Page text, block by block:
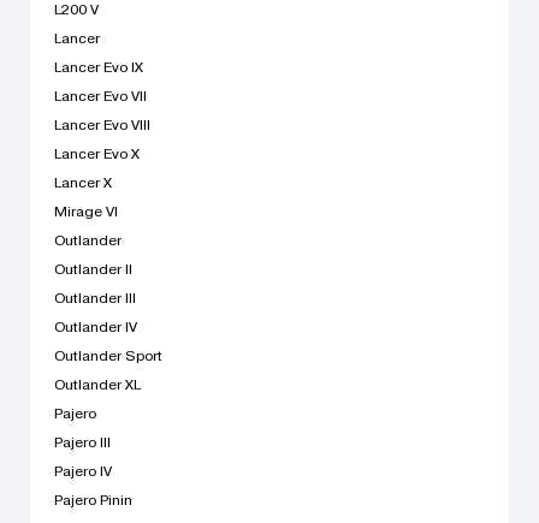
L200 V
Lancer
Lancer Evo IX
Lancer Evo VII
Lancer Evo VIII
Lancer Evo X
Lancer X
Mirage VI
Outlander
Outlander II
Outlander III
Outlander IV
Outlander Sport
Outlander XL
Pajero
Pajero III
Pajero IV
Pajero Pinin